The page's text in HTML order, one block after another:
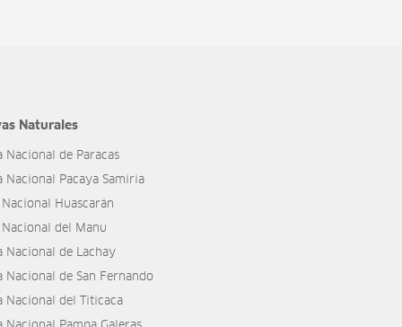
Naturales
Nacional de Paracas
Nacional Pacaya Samiria
Nacional Huascarán
Nacional del Manu
Nacional de Lachay
Nacional de San Fernando
Nacional del Titicaca